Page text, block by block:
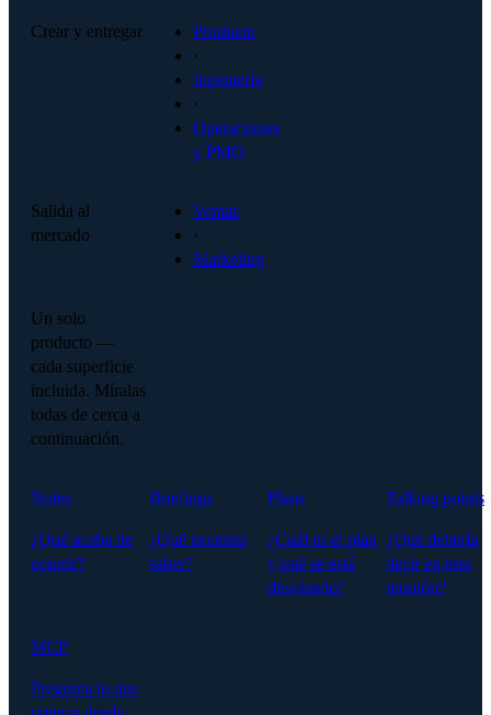
Crear y entregar
Producto
·
Ingeniería
·
Operaciones
y PMO
Salida al
mercado
Ventas
·
Marketing
Un solo
producto —
cada superficie
incluida. Míralas
todas de cerca a
continuación.
Notes
¿Qué acaba de
ocurrir?
Briefings
¿Qué necesito
saber?
Plans
¿Cuál es el plan
y qué se está
desviando?
Talking points
¿Qué debería
decir en esta
reunión?
MCP
Pregunta lo que